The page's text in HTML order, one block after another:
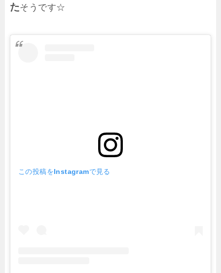
たそうです☆
この投稿をInstagramで見る